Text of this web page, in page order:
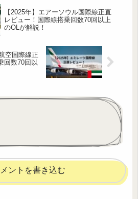
【2025年】エアーソウル国際線正直
レビュー！国際線搭乗回数70回以上
のOLが解説！
空国際線正
回数70回以
ントを書き込む